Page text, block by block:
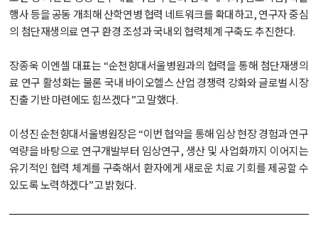
행사 등을 공동 개최해 산학연병 협력 네트워크를 확대하고, 연구자 중심
의 첨단재생의료 연구 환경 조성과 국내외 협력체계 구축도 추진한다.
장종욱 이엔셀 대표는 “순천향대서울병원과의 협력을 통해 첨단재생의
료 연구 활성화는 물론 국내 바이오헬스 산업 경쟁력 강화와 글로벌 시장
진출 기반 마련에도 힘쓰겠다”고 말했다.
이성진 순천향대서울병원장은 “이번 협약을 통해 임상 현장 경험과 연구
역량을 바탕으로 연구개발부터 임상연구, 생산 및 사업화까지 이어지는
유기적인 협력 체계를 구축해서 환자에게 새로운 치료 기회를 제공할 수
있도록 노력하겠다”고 밝혔다.